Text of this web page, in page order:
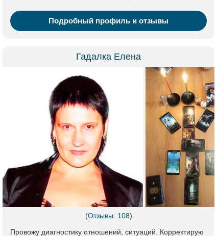
Подробный профиль и отзывы
Гадалка Елена
(Отзывы: 108)
Провожу диагностику отношений, ситуаций. Корректирую